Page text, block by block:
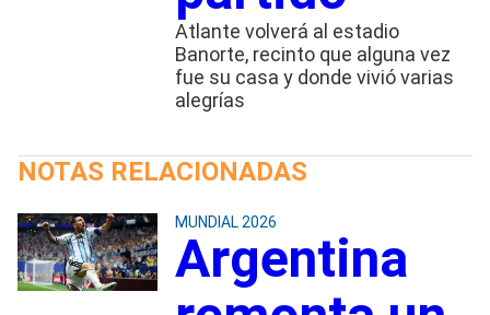
Atlante volverá al estadio
Banorte, recinto que alguna vez
fue su casa y donde vivió varias
alegrías
NOTAS RELACIONADAS
MUNDIAL 2026
Argentina